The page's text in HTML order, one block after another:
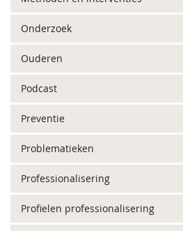
Onderzoek
Ouderen
Podcast
Preventie
Problematieken
Professionalisering
Profielen professionalisering